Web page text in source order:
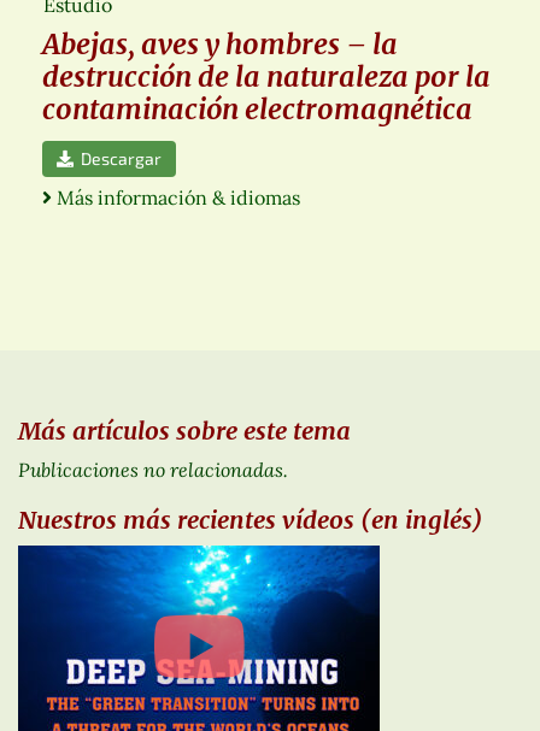
Estudio
Abejas, aves y hombres – la
destrucción de la naturaleza por la
contaminación electromagnética
Descargar
Más información & idiomas
Más artículos sobre este tema
Publicaciones no relacionadas.
Nuestros más recientes vídeos (en inglés)